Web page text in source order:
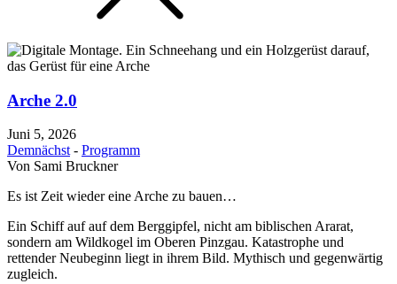
Arche 2.0
Juni 5, 2026
Demnächst- Programm
Von Sami Bruckner
Es ist Zeit wieder eine Arche zu bauen…
Ein Schiff auf auf dem Berggipfel, nicht am biblischen Ararat,
sondern am Wildkogel im Oberen Pinzgau. Katastrophe und
rettender Neubeginn liegt in ihrem Bild. Mythisch und gegenwärtig
zugleich.